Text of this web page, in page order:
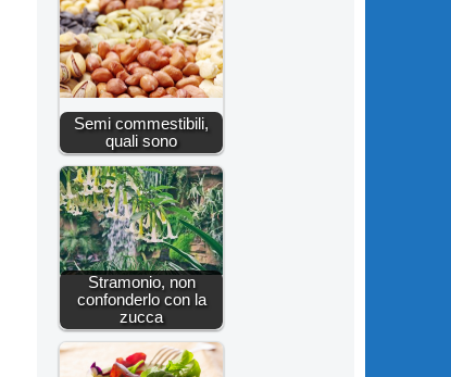
Semi commestibili,
quali sono
Stramonio, non
confonderlo con la
zucca